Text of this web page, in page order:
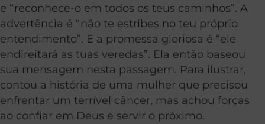
e “reconhece-o em todos os teus caminhos”. A
advertência é “não te estribes no teu próprio
entendimento”. E a promessa gloriosa é “ele
endireitará as tuas veredas”. Ela então baseou
sua mensagem nesta passagem. Para ilustrar,
contou a história de uma mulher que precisou
enfrentar um terrível câncer, mas achou forças
ao confiar em Deus e servir o próximo.